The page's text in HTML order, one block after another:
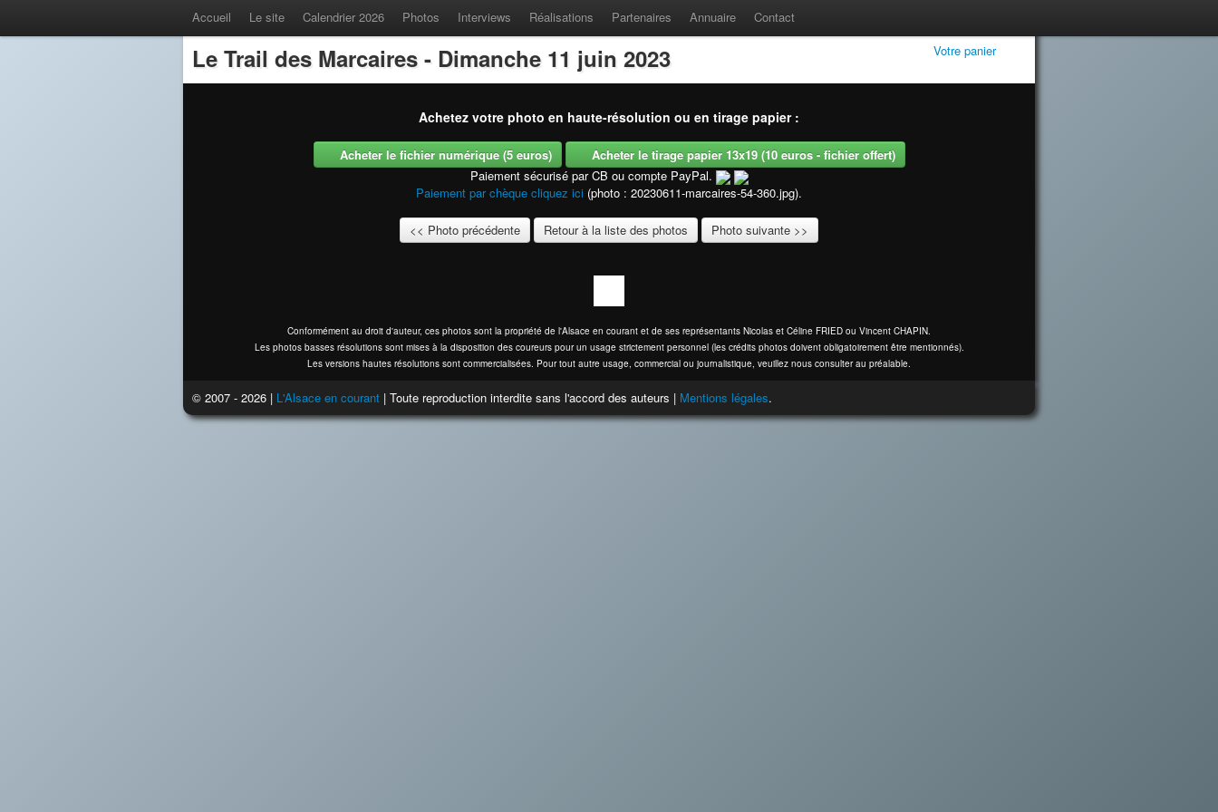
Accueil Le site Calendrier 2026 Photos Interviews Réalisations Partenaires Annuaire Contact
Le Trail des Marcaires - Dimanche 11 juin 2023 Votre panier
Achetez votre photo en haute-résolution ou en tirage papier :
Acheter le fichier numérique (5 euros)
Acheter le tirage papier 13x19 (10 euros - fichier offert)
Paiement sécurisé par CB ou compte PayPal.
Paiement par chèque cliquez ici (photo : 20230611-marcaires-54-360.jpg).
<< Photo précédente Retour à la liste des photos Photo suivante >>
Conformément au droit d'auteur, ces photos sont la propriété de l'Alsace en courant et de ses représentants Nicolas et Céline FRIED ou Vincent CHAPIN.
Les photos basses résolutions sont mises à la disposition des coureurs pour un usage strictement personnel (les crédits photos doivent obligatoirement être mentionnés).
Les versions hautes résolutions sont commercialisées. Pour tout autre usage, commercial ou journalistique, veuillez nous consulter au préalable.
© 2007 - 2026 | L'Alsace en courant | Toute reproduction interdite sans l'accord des auteurs | Mentions légales.